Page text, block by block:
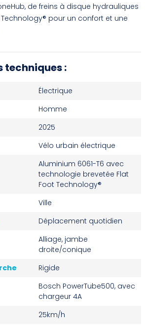
de freins à disque hydrauliques
pour un confort et une
:
Électrique
Homme
2025
Vélo urbain électrique
Aluminium 6061-T6 avec
technologie brevetée Flat
Foot Technology®
Ville
Déplacement quotidien
Alliage, jambe
droite/conique
Rigide
Bosch PowerTube500, avec
chargeur 4A
25km/h